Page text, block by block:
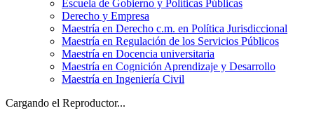
Escuela de Gobierno y Políticas Públicas
Derecho y Empresa
Maestría en Derecho c.m. en Política Jurisdiccional
Maestría en Regulación de los Servicios Públicos
Maestría en Docencia universitaria
Maestría en Cognición Aprendizaje y Desarrollo
Maestría en Ingeniería Civil
Cargando el Reproductor...